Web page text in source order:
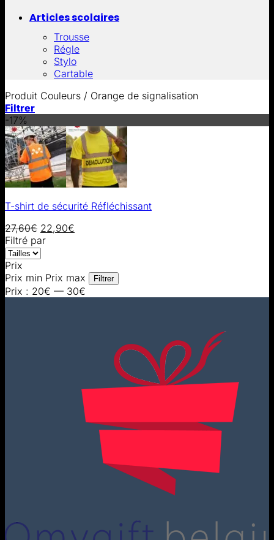
Articles scolaires
Trousse
Régle
Stylo
Cartable
Produit Couleurs / Orange de signalisation
Filtrer
-17%
T-shirt de sécurité Réfléchissant
27,60€ 22,90€
Filtré par
Prix
Prix min Prix max Filtrer
Prix : 20€ — 30€